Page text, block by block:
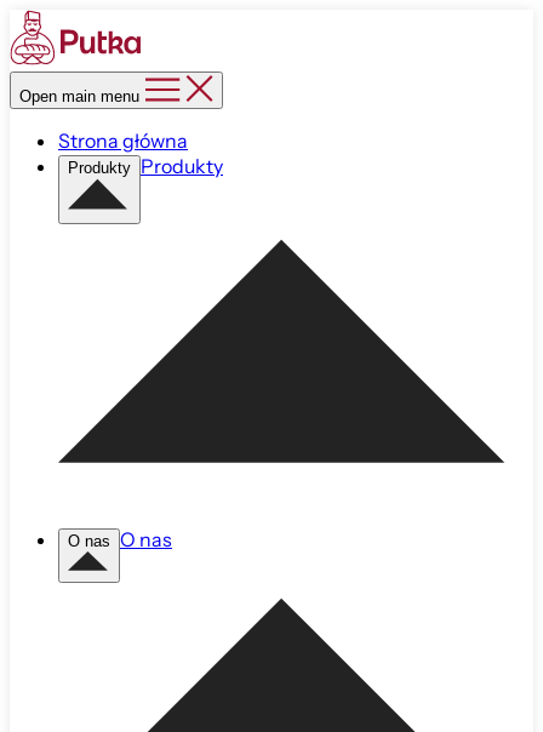
Open main menu
Strona główna
Produkty Produkty
O nas O nas